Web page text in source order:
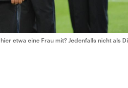
etwa eine Frau mit? Jedenfalls nicht als